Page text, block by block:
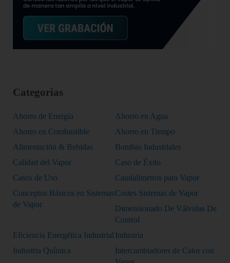
Categorias
Ahorro de Energía
Ahorro en Agua
Ahorro en Combustible
Ahorro en Tiempo
Alimentación & Bebidas
Bombas Industriales
Calidad del Vapor
Caso de Éxito
Casos de Uso
Caudalímetros para Vapor
Conceptos Básicos en Sistemas
de Vapor
Costes Sistemas de Vapor
Dimensionado De Válvulas De
Control
Eficiencia Energética Industrial Industria
Industria Química
Intercambiadores de Calor con